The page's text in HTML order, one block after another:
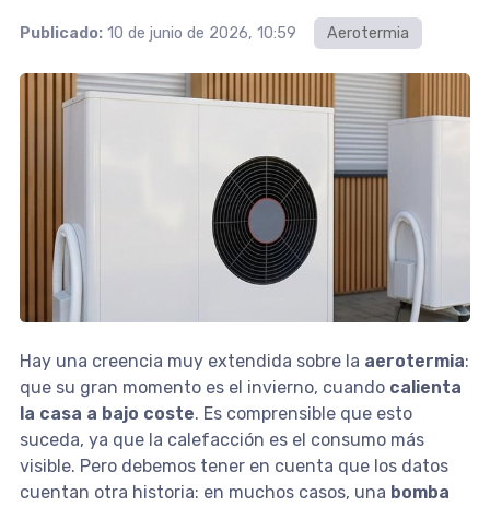
Publicado: 10 de junio de 2026, 10:59 Aerotermia
Hay una creencia muy extendida sobre la aerotermia:
que su gran momento es el invierno, cuando calienta
la casa a bajo coste. Es comprensible que esto
suceda, ya que la calefacción es el consumo más
visible. Pero debemos tener en cuenta que los datos
cuentan otra historia: en muchos casos, una bomba